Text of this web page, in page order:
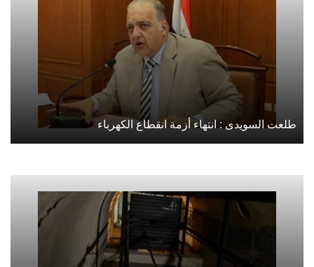
طلعت السويدى : انتهاء أزمة انقطاع الكهرباء